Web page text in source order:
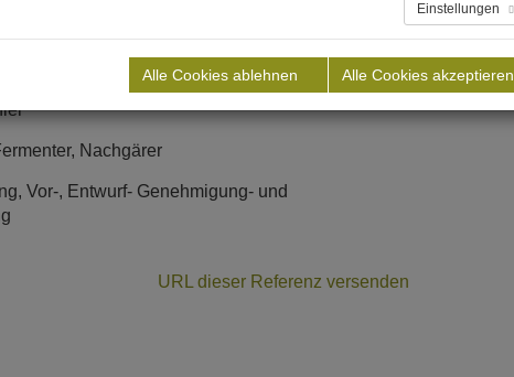
Abfälle
Nachgärer
Vor-, Entwurf- Genehmigung- und
URL dieser Referenz versenden
Einstellungen
Alle Cookies ablehnen Alle Cookies akzeptieren